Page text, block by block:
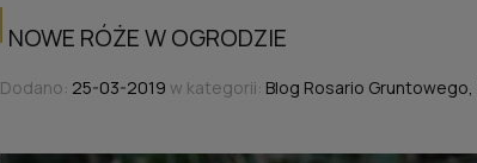
NOWE RÓŻE W OGRODZIE
Dodano: 25-03-2019 w kategorii: Blog Rosario Gruntowego